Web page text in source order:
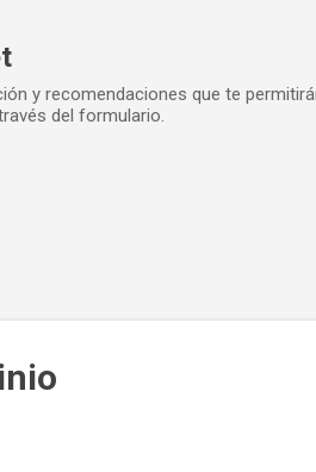
y recomendaciones que te
del formulario.